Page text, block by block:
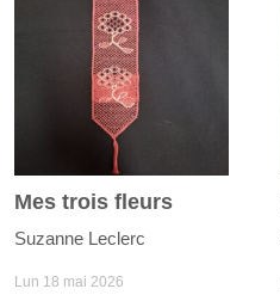
Mes trois fleurs
Suzanne Leclerc
Lun 18 mai 2026